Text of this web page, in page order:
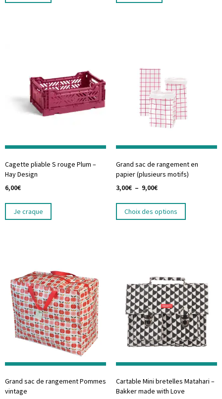
Cagette pliable S rouge Plum –
Hay Design
6,00€
Je craque
Grand sac de rangement en
papier (plusieurs motifs)
3,00€ – 9,00€
Choix des options
Grand sac de rangement Pommes
vintage
Cartable Mini bretelles Matahari –
Bakker made with Love